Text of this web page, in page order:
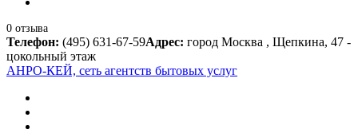
0 отзыва
Телефон: (495) 631-67-59Адрес: город Москва , Щепкина, 47 -
цокольный этаж
АНРО-КЕЙ, сеть агентств бытовых услуг